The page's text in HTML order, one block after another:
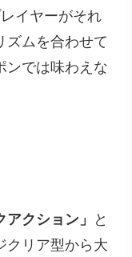
イヤーがそれ
ズムを合わせて
ンでは味わえな
アクション」
と
クリア型から大